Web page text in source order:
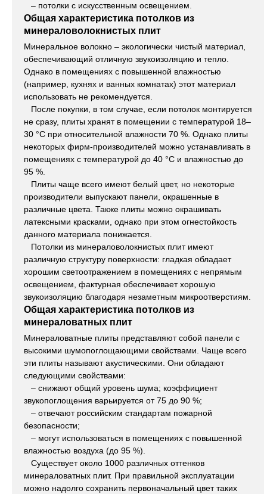
– потолки с искусственным освещением.
Общая характеристика потолков из
минераловолокнистых плит
Минеральное волокно – экологически чистый материал,
обеспечивающий отличную звукоизоляцию и тепло.
Однако в помещениях с повышенной влажностью
(например, кухнях и ванных комнатах) этот материал
использовать не рекомендуется.
После покупки, в том случае, если потолок монтируется
не сразу, плиты хранят в помещении с температурой 18–
30 °C при относительной влажности 70 %. Однако плиты
некоторых фирм-производителей можно устанавливать в
помещениях с температурой до 40 °C и влажностью до
95 %.
Плиты чаще всего имеют белый цвет, но некоторые
производители выпускают панели, окрашенные в
различные цвета. Также плиты можно окрашивать
латексными красками, однако при этом огнестойкость
данного материала понижается.
Потолки из минераловолокнистых плит имеют
различную структуру поверхности: гладкая обладает
хорошим светоотражением в помещениях с непрямым
освещением, фактурная обеспечивает хорошую
звукоизоляцию благодаря незаметным микроотверстиям.
Общая характеристика потолков из
минераловатных плит
Минераловатные плиты представляют собой панели с
высокими шумопоглощающими свойствами. Чаще всего
эти плиты называют акустическими. Они обладают
следующими свойствами:
– снижают общий уровень шума; коэффициент
звукопоглощения варьируется от 75 до 90 %;
– отвечают российским стандартам пожарной
безопасности;
– могут использоваться в помещениях с повышенной
влажностью воздуха (до 95 %).
Существует около 1000 различных оттенков
минераловатных плит. При правильной эксплуатации
можно надолго сохранить первоначальный цвет таких